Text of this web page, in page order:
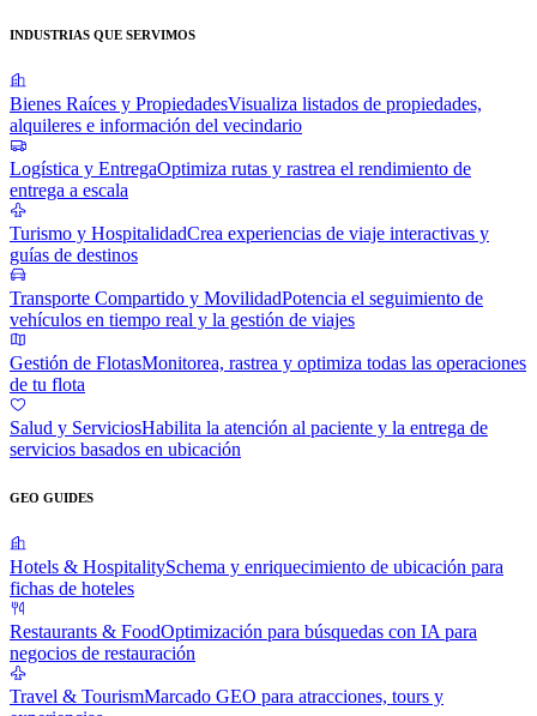
INDUSTRIAS QUE SERVIMOS
Bienes Raíces y PropiedadesVisualiza listados de propiedades,
alquileres e información del vecindario
Logística y EntregaOptimiza rutas y rastrea el rendimiento de
entrega a escala
Turismo y HospitalidadCrea experiencias de viaje interactivas y
guías de destinos
Transporte Compartido y MovilidadPotencia el seguimiento de
vehículos en tiempo real y la gestión de viajes
Gestión de FlotasMonitorea, rastrea y optimiza todas las operaciones
de tu flota
Salud y ServiciosHabilita la atención al paciente y la entrega de
servicios basados en ubicación
GEO GUIDES
Hotels & HospitalitySchema y enriquecimiento de ubicación para
fichas de hoteles
Restaurants & FoodOptimización para búsquedas con IA para
negocios de restauración
Travel & TourismMarcado GEO para atracciones, tours y